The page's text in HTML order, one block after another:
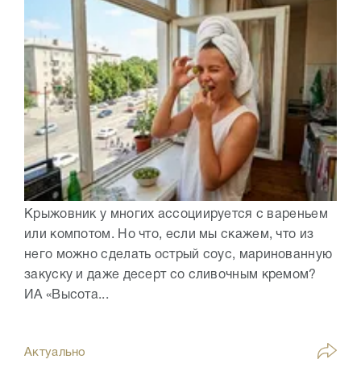
Крыжовник у многих ассоциируется с вареньем
или компотом. Но что, если мы скажем, что из
него можно сделать острый соус, маринованную
закуску и даже десерт со сливочным кремом?
ИА «Высота...
Актуально